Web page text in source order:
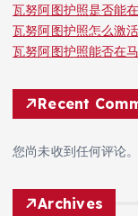
瓦努阿图护照是否能
瓦努阿图护照怎么激活
瓦努阿图护照能否在
Recent
您尚未收到任何评论。
Archives